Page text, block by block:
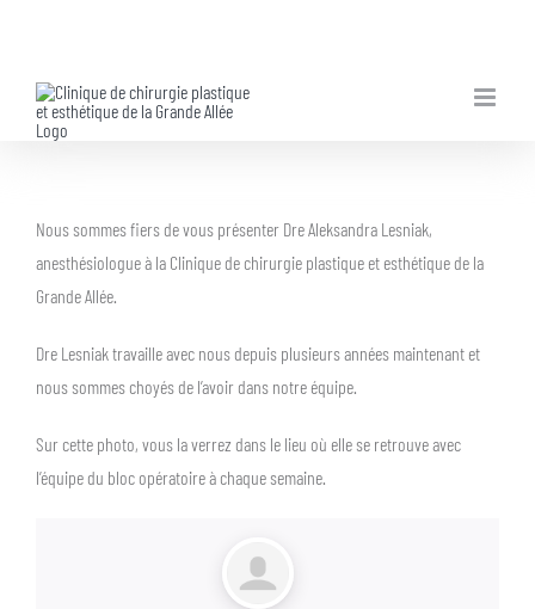
content
Nous sommes fiers de vous présenter Dre Aleksandra Lesniak,
anesthésiologue à la Clinique de chirurgie plastique et esthétique de la
Grande Allée.
Dre Lesniak travaille avec nous depuis plusieurs années maintenant et
nous sommes choyés de l’avoir dans notre équipe.
Sur cette photo, vous la verrez dans le lieu où elle se retrouve avec
l’équipe du bloc opératoire à chaque semaine.